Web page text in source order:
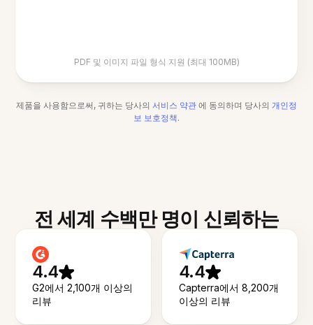
PDF 및 이미지 파일 형식 지원 (최대 100MB)
제품을 사용함으로써, 귀하는 당사의 서비스 약관 에 동의하며 당사의 개인정
보 보호정책.
전 세계 수백만 명이 신뢰하는
4.4
G2에서 2,100개 이상의
리뷰
4.4
Capterra에서 8,200개
이상의 리뷰